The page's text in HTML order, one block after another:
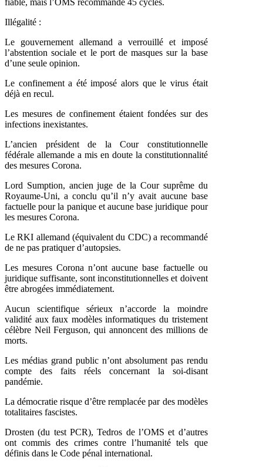
Illégalité :
Le gouvernement allemand a verrouillé et imposé
l’abstention sociale et le port de masques sur la base
d’une seule opinion.
Le confinement a été imposé alors que le virus était
déjà en recul.
Les mesures de confinement étaient fondées sur des
infections inexistantes.
L’ancien président de la Cour constitutionnelle
fédérale allemande a mis en doute la constitutionnalité
des mesures Corona.
Lord Sumption, ancien juge de la Cour suprême du
Royaume-Uni, a conclu qu’il n’y avait aucune base
factuelle pour la panique et aucune base juridique pour
les mesures Corona.
Le RKI allemand (équivalent du CDC) a recommandé
de ne pas pratiquer d’autopsies.
Les mesures Corona n’ont aucune base factuelle ou
juridique suffisante, sont inconstitutionnelles et doivent
être abrogées immédiatement.
Aucun scientifique sérieux n’accorde la moindre
validité aux faux modèles informatiques du tristement
célèbre Neil Ferguson, qui annoncent des millions de
morts.
Les médias grand public n’ont absolument pas rendu
compte des faits réels concernant la soi-disant
pandémie.
La démocratie risque d’être remplacée par des modèles
totalitaires fascistes.
Drosten (du test PCR), Tedros de l’OMS et d’autres
ont commis des crimes contre l’humanité tels que
définis dans le Code pénal international.